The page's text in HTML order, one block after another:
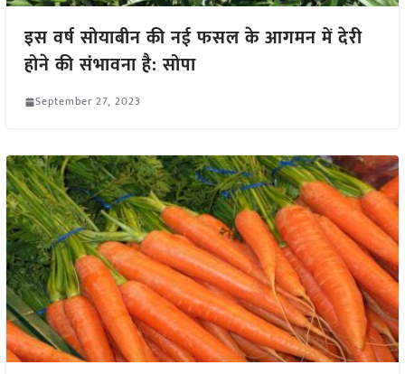
इस वर्ष सोयाबीन की नई फसल के आगमन में देरी
होने की संभावना है: सोपा
September 27, 2023